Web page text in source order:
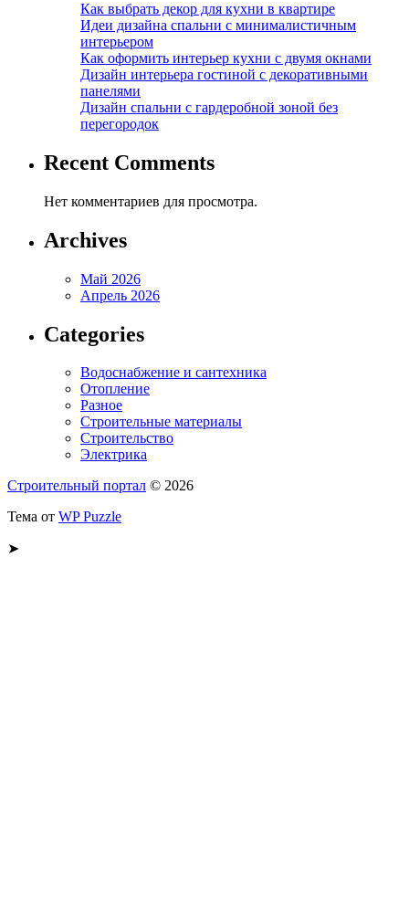
Как выбрать декор для кухни в квартире
Идеи дизайна спальни с минималистичным
интерьером
Как оформить интерьер кухни с двумя окнами
Дизайн интерьера гостиной с декоративными
панелями
Дизайн спальни с гардеробной зоной без
перегородок
Recent Comments
Нет комментариев для просмотра.
Archives
Май 2026
Апрель 2026
Categories
Водоснабжение и сантехника
Отопление
Разное
Строительные материалы
Строительство
Электрика
Строительный портал © 2026
Тема от WP Puzzle
➤